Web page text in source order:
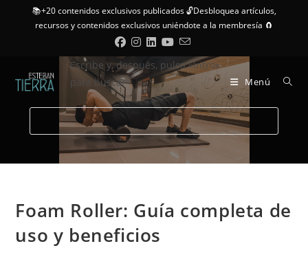
📚+20 contenidos exclusivos publicados 🔓Desbloquea artículos,
recursos y contenidos exclusivos uniéndote a la membresía 🧲
Menú
Escribe y, después, pulsa «Intro»
para buscar
Foam Roller: Guía completa de
uso y beneficios